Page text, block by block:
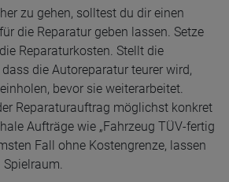
zu gehen, solltest du dir einen
die Reparatur geben lassen. Setze
Reparaturkosten. Stellt die
die Autoreparatur teurer wird,
bevor sie weiterarbeitet.
Reparaturauftrag möglichst konkret
Aufträge wie „Fahrzeug TÜV-fertig
Fall ohne Kostengrenze, lassen
Spielraum.